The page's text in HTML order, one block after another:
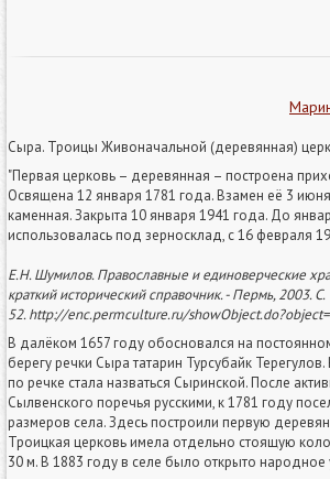
Сыра. Троицы Живоначальной (деревянная)
"Первая церковь – деревянная – построена
Освящена 12 января 1781 года. Взамен её 3
каменная. Закрыта 10 января 1941 года. До
использовалась под зерносклад, с 16 февраля
Е.Н. Шумилов. Православные и единоверческие
краткий исторический справочник. - Пермь, 2003. С.
52.http://enc.permculture.ru/
В далёком 1657 году обосновался на
берегу речки Сыра татарин Турсубайк
по речке стала назваться Сыринской. После
Сылвенского поречья русскими, к 1781 году
размеров села. Здесь построили первую
Троицкая церковь имела отдельно стоящую
30 м. В 1883 году в селе было открыто народное